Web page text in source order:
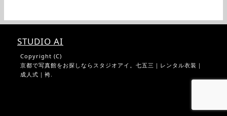
STUDIO AI
Copyright (C)
京都で写真館をお探しならスタジオアイ。七五三｜レンタル衣装｜
成人式｜袴.